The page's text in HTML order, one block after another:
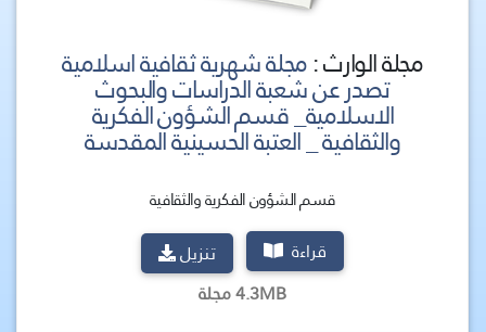
مجلة الوارث :مجلة شهرية ثقافية اسلامية
تصدر عن شعبة الدراسات والبحوث
الاسلامية_ قسم الشؤون الفكرية
والثقافية _ العتبة الحسينية المقدسة
قسم الشؤون الفكرية والثقافية
قراءة
تنزيل
4.3MB مجلة